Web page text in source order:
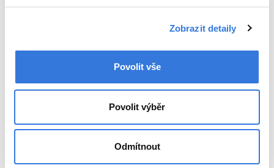
Zobrazit detaily
Povolit vše
Povolit výběr
Odmítnout
Vnitřní řád pro zdravotníky
Nutriční poradna
Zdravotně sociální služby